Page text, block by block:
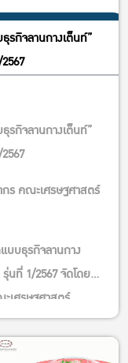
รกิจลานกางเต็นท์”
รกิจลานกางเต็นท์”
ร คณะเศรษฐศาสตร์
บบธุรกิจลานกาง
นที่ 1/2567 จัดโดย
เศรษฐศาสตร์
น.